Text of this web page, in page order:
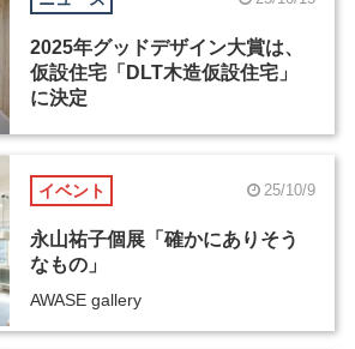
2025年グッドデザイン大賞は、
仮設住宅「DLT木造仮設住宅」
に決定
イベント 25/10/9
永山祐子個展「確かにありそう
なもの」
AWASE gallery